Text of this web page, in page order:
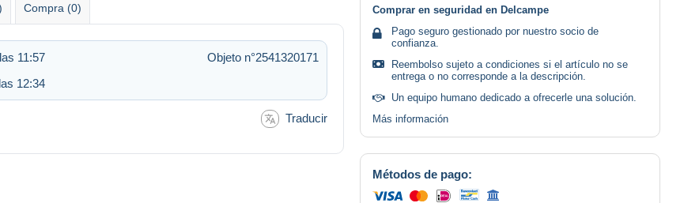
Compra (0)
11:57
Objeto n°2541320171
12:34
Traducir
Comprar en seguridad en Delcampe
Pago seguro gestionado por nuestro socio de
confianza.
Reembolso sujeto a condiciones si el artículo no se
entrega o no corresponde a la descripción.
Un equipo humano dedicado a ofrecerle una solución.
Más información
Métodos de pago: